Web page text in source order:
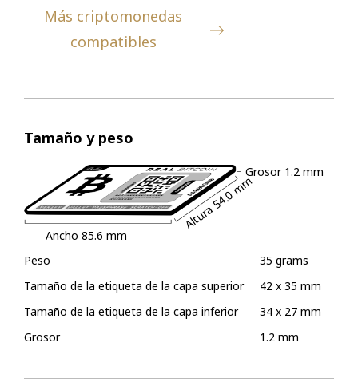
Más criptomonedas
compatibles
Tamaño y peso
Ancho 85.6 mm
Altura
54.0 mm
Grosor1.2 mm
Peso
Tamaño de la etiqueta de la capa superior
Tamaño de la etiqueta de la capa inferior
Grosor
35 grams
42 x 35 mm
34 x 27 mm
1.2 mm